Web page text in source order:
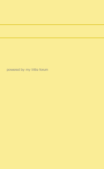
powered by my little forum